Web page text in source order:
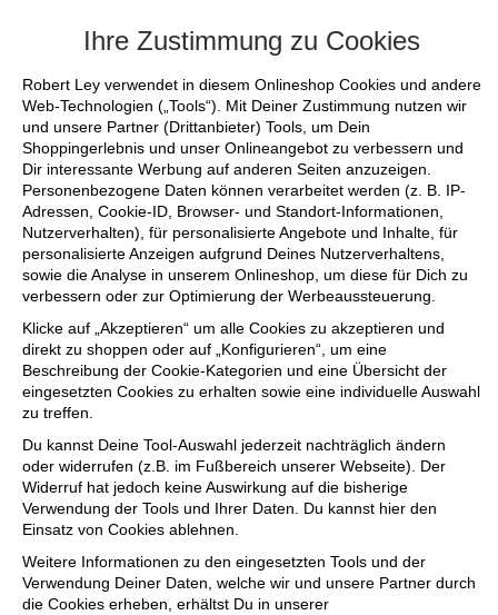
Ihre Zustimmung zu Cookies
Robert Ley verwendet in diesem Onlineshop Cookies und andere
Web-Technologien („Tools“). Mit Deiner Zustimmung nutzen wir
und unsere Partner (Drittanbieter) Tools, um Dein
Shoppingerlebnis und unser Onlineangebot zu verbessern und
Dir interessante Werbung auf anderen Seiten anzuzeigen.
Personenbezogene Daten können verarbeitet werden (z. B. IP-
Adressen, Cookie-ID, Browser- und Standort-Informationen,
Nutzerverhalten), für personalisierte Angebote und Inhalte, für
personalisierte Anzeigen aufgrund Deines Nutzerverhaltens,
sowie die Analyse in unserem Onlineshop, um diese für Dich zu
verbessern oder zur Optimierung der Werbeaussteuerung.
Klicke auf „Akzeptieren“ um alle Cookies zu akzeptieren und
direkt zu shoppen oder auf „Konfigurieren“, um eine
Beschreibung der Cookie-Kategorien und eine Übersicht der
eingesetzten Cookies zu erhalten sowie eine individuelle Auswahl
zu treffen.
Du kannst Deine Tool-Auswahl jederzeit nachträglich ändern
oder widerrufen (z.B. im Fußbereich unserer Webseite). Der
Widerruf hat jedoch keine Auswirkung auf die bisherige
Verwendung der Tools und Ihrer Daten. Du kannst hier den
Einsatz von Cookies ablehnen.
Weitere Informationen zu den eingesetzten Tools und der
Verwendung Deiner Daten, welche wir und unsere Partner durch
die Cookies erheben, erhältst Du in unserer